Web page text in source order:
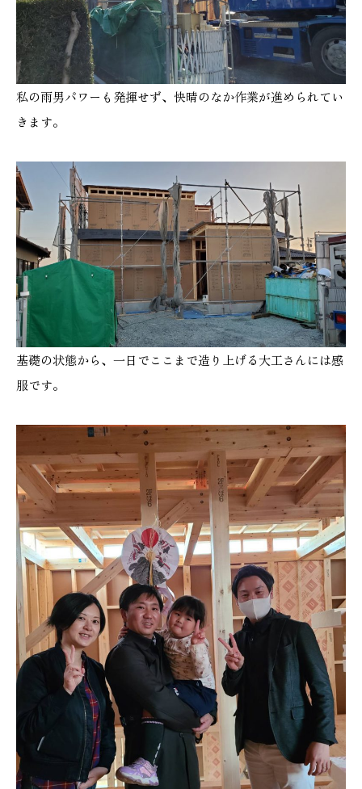
053-488-5127
10:00〜19:00 水曜定休
053-430-5123
10:00〜19:00 水曜定休
私の雨男パワーも発揮せず、快晴のなか作業が進められてい
きます。
基礎の状態から、一日でここまで造り上げる大工さんには感
服です。